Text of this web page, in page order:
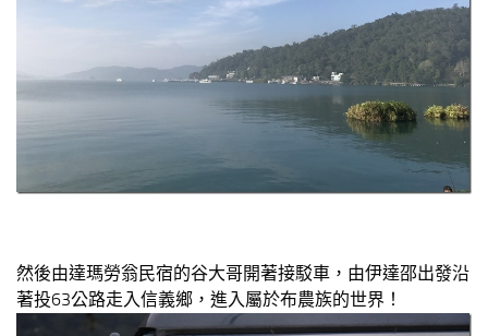
然後由達瑪勞翁民宿的谷大哥開著接駁車，由伊達邵出發沿
著投63公路走入信義鄉，進入屬於布農族的世界！